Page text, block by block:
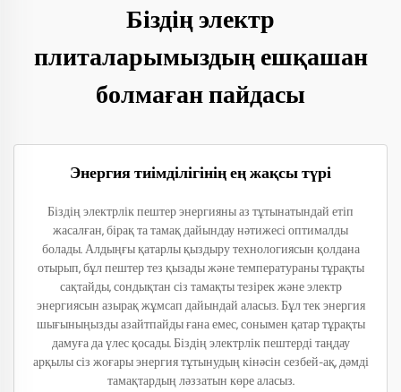
Біздің электр
плиталарымыздың ешқашан
болмаған пайдасы
Энергия тиімділігінің ең жақсы түрі
Біздің электрлік пештер энергияны аз тұтынатындай етіп
жасалған, бірақ та тамақ дайындау нәтижесі оптималды
болады. Алдыңғы қатарлы қыздыру технологиясын қолдана
отырып, бұл пештер тез қызады және температураны тұрақты
сақтайды, сондықтан сіз тамақты тезірек және электр
энергиясын азырақ жұмсап дайындай аласыз. Бұл тек энергия
шығыныңызды азайтпайды ғана емес, сонымен қатар тұрақты
дамуға да үлес қосады. Біздің электрлік пештерді таңдау
арқылы сіз жоғары энергия тұтынудың кінәсін сезбей-ақ, дәмді
тамақтардың ләззатын көре аласыз.